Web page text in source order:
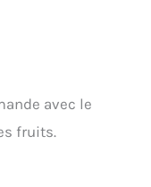
avec le
fruits.